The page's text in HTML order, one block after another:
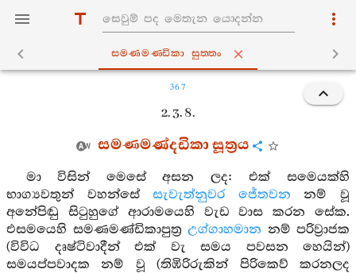
සමණමණ‍්ඩිකා සුත‍්තං
367
2. 3. 8.
සමණමණ්දඩිකා සූත්‍රය
මා විසින් මෙසේ අසන ලද: එක් සමෙයක්හි
භාග්‍යවතුන් වහන්සේසැවැත්නුවර ජේතවන නම් වූ
අනේපිඬු සිටුහුගේ ආරාමයෙහි වැඩ වාස කරන සේක.
එසමයෙහි සමණමණ්ඩිකාපුත්‍ර උග්ගාහමාන නම් පරිව්‍රාජක
(විවිධ දෘෂ්ටිවාදීන් එක් වැ සමය පවසන හෙයින්)
සමයප්පවාදක නම් වූ (තිඹිරිරුකින් පිරිකෙව් කරනලද